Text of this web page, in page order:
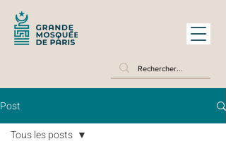
Post
Tous les posts